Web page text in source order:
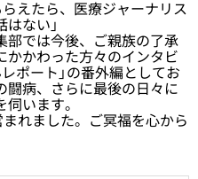
えたら、医療ジャーナリス
ない」
では今後、ご親族の了承
かかわった方々のインタビ
ポート」の番外編としてお
闘病、さらに最後の日々に
います。
れました。ご冥福を心から